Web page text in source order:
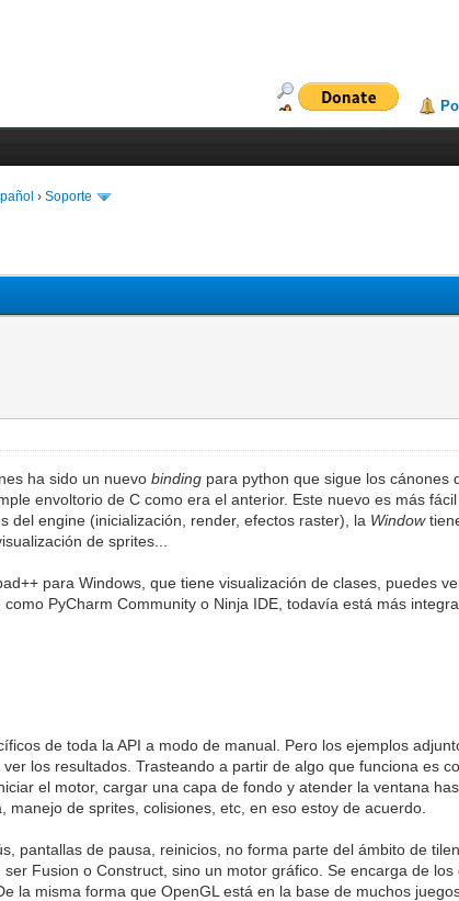
›Soporte
ha sido un nuevobinding para python que sigue los cánones
envoltorio de C como era el anterior. Este nuevo es más
del engine (inicialización, render, efectos raster), la Window
de sprites...
para Windows, que tiene visualización de clases, puedes
PyCharm Community o Ninja IDE, todavía está más
de toda la API a modo de manual. Pero los ejemplos
los resultados. Trasteando a partir de algo que funciona es
el motor, cargar una capa de fondo y atender la ventana
de sprites, colisiones, etc, en eso estoy de acuerdo.
pantallas de pausa, reinicios, no forma parte del ámbito de
Fusion o Construct, sino un motor gráfico. Se encarga de
la misma forma que OpenGL está en la base de muchos